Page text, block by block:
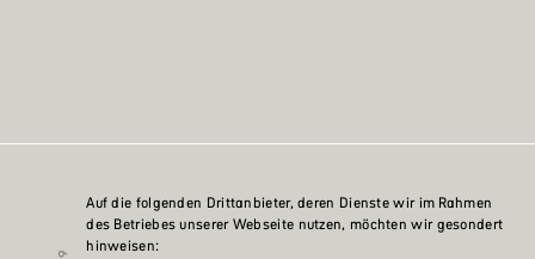
Auf die folgenden Drittanbieter, deren Dienste wir im Rahmen
des Betriebes unserer Webseite nutzen, möchten wir gesondert
hinweisen: